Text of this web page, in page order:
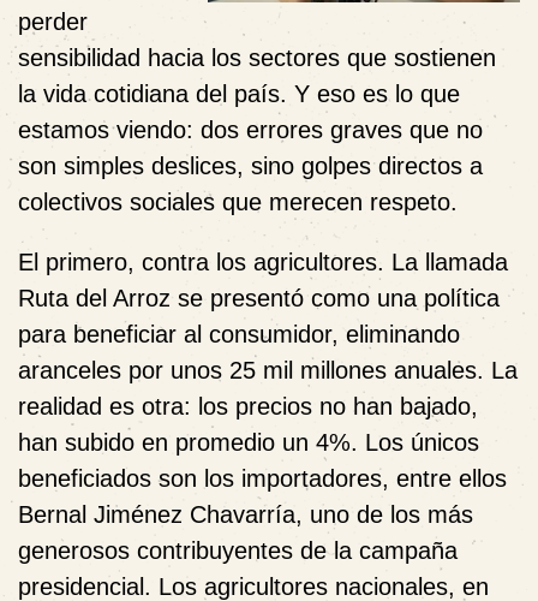
perder
sensibilidad hacia los sectores que sostienen
la vida cotidiana del país. Y eso es lo que
estamos viendo: dos errores graves que no
son simples deslices, sino golpes directos a
colectivos sociales que merecen respeto.
El primero, contra los agricultores. La llamada
Ruta del Arroz se presentó como una política
para beneficiar al consumidor, eliminando
aranceles por unos 25 mil millones anuales. La
realidad es otra: los precios no han bajado,
han subido en promedio un 4%. Los únicos
beneficiados son los importadores, entre ellos
Bernal Jiménez Chavarría, uno de los más
generosos contribuyentes de la campaña
presidencial. Los agricultores nacionales, en